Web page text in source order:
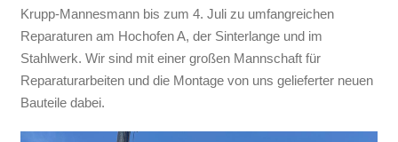
Krupp-Mannesmann bis zum 4. Juli zu umfangreichen
Reparaturen am Hochofen A, der Sinterlange und im
Stahlwerk. Wir sind mit einer großen Mannschaft für
Reparaturarbeiten und die Montage von uns gelieferter neuen
Bauteile dabei.